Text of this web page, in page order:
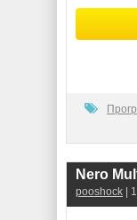
pooshock |